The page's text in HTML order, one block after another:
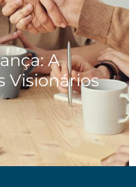
A
Visionários